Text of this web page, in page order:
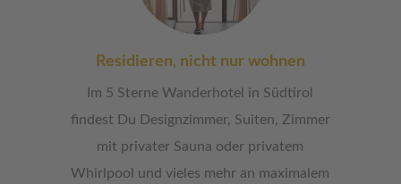
Residieren, nicht nur wohnen
Im 5 Sterne Wanderhotel in Südtirol
findest Du Designzimmer, Suiten, Zimmer
mit privater Sauna oder privatem
Whirlpool und vieles mehr an maximalem